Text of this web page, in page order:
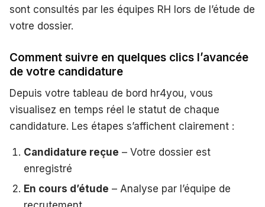
sont consultés par les équipes RH lors de l’étude de
votre dossier.
Comment suivre en quelques clics l’avancée
de votre candidature
Depuis votre tableau de bord hr4you, vous
visualisez en temps réel le statut de chaque
candidature. Les étapes s’affichent clairement :
Candidature reçue – Votre dossier est
enregistré
En cours d’étude – Analyse par l’équipe de